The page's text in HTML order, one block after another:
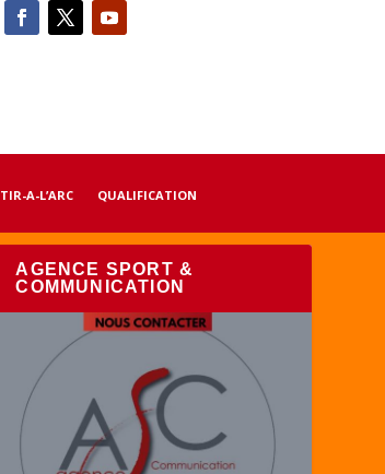
TIR-A-L’ARC QUALIFICATION
AGENCE SPORT &
COMMUNICATION